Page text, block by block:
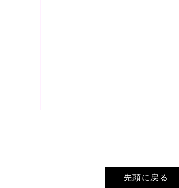
～全国ビジョンフェスタ2026
先頭に戻る